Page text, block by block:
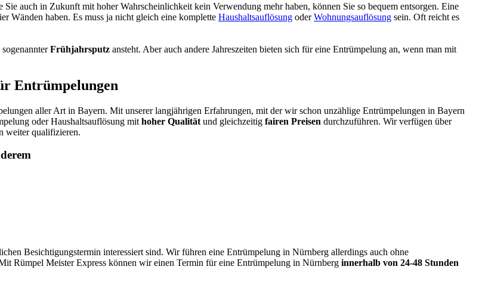
auch in Zukunft mit hoher Wahrscheinlichkeit kein Verwendung mehr haben, können Sie so bequem entsorgen. Eine
Wänden haben. Es muss ja nicht gleich eine komplette Haushaltsauflösung oderWohnungsauflösung sein. Oft reicht es
Frühjahrsputz ansteht. Aber auch andere Jahreszeiten bieten sich für eine Entrümpelung an, wenn man mit
Entrümpelungen
aller Art in Bayern. Mit unserer langjährigen Erfahrungen, mit der wir schon unzählige Entrümpelungen in Bayern
oder Haushaltsauflösung mit hoher Qualität und gleichzeitig fairen Preisen durchzuführen. Wir verfügen über
weiter qualifizieren.
Besichtigungstermin interessiert sind. Wir führen eine Entrümpelung in Nürnberg allerdings auch ohne
Rümpel Meister Express können wir einen Termin für eine Entrümpelung in Nürnberg innerhalb von 24-48 Stunden